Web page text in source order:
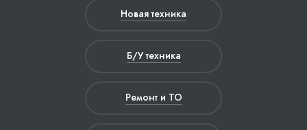
Новая техника
Б/У техника
Ремонт и ТО